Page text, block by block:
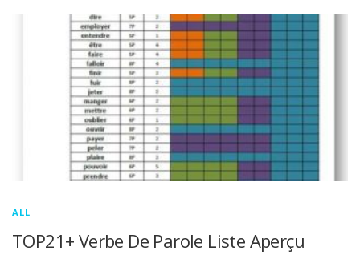
ALL
TOP21+ Verbe De Parole Liste Aperçu